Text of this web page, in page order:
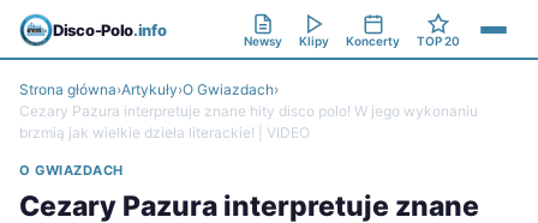
Disco-Polo.info
Newsy Klipy Koncerty TOP 20
Strona główna›Artykuły›O Gwiazdach›
Cezary Pazura interpretuje znane hity disco polo! W jego wykonaniu
brzmią jak wielkie dzieła literackie! | VIDEO
O GWIAZDACH
Cezary Pazura interpretuje znane